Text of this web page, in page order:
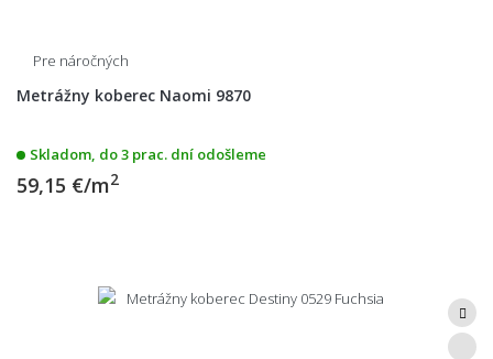
Pre náročných
Metrážny koberec Naomi 9870
Skladom, do 3 prac. dní odošleme
59,15 €/m2